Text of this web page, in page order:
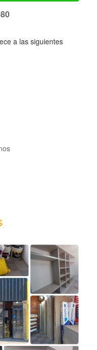
a las siguientes